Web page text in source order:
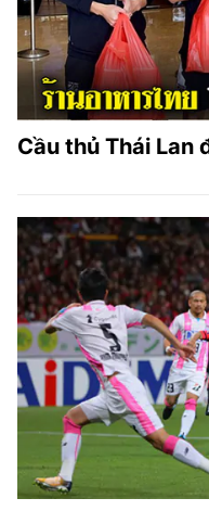
Cầu thủ Thái Lan